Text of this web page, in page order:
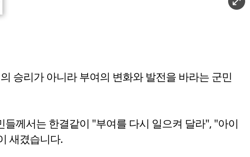
승리가 아니라 부여의 변화와 발전을 바라는 군민
께서는 한결같이 "부여를 다시 일으켜 달라", "아이
새겼습니다.